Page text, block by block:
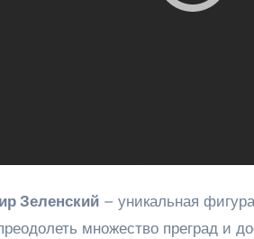
Зеленский – уникальная
множество преград и